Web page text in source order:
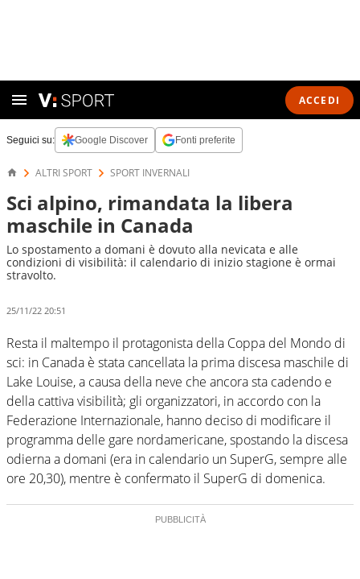
ACCEDI
Seguici su: Google Discover Fonti preferite
ALTRI SPORT SPORT INVERNALI
Sci alpino, rimandata la libera
maschile in Canada
Lo spostamento a domani è dovuto alla nevicata e alle
condizioni di visibilità: il calendario di inizio stagione è ormai
stravolto.
25/11/22 20:51
Resta il maltempo il protagonista della Coppa del Mondo di
sci: in Canada è stata cancellata la prima discesa maschile di
Lake Louise, a causa della neve che ancora sta cadendo e
della cattiva visibilità; gli organizzatori, in accordo con la
Federazione Internazionale, hanno deciso di modificare il
programma delle gare nordamericane, spostando la discesa
odierna a domani (era in calendario un SuperG, sempre alle
ore 20,30), mentre è confermato il SuperG di domenica.